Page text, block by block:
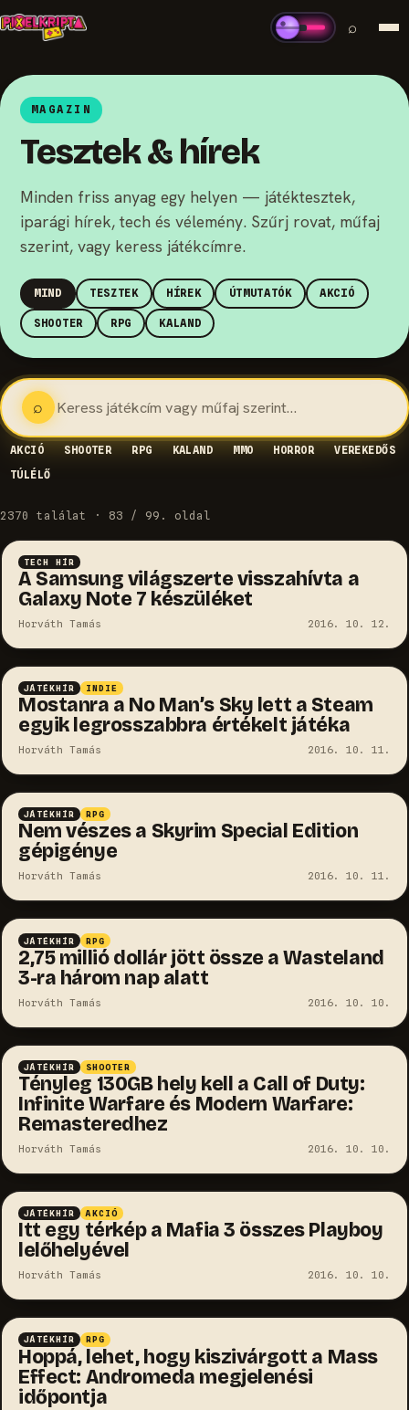
⌕
MAGAZIN
Tesztek & hírek
Minden friss anyag egy helyen — játéktesztek,
iparági hírek, tech és vélemény. Szűrj rovat, műfaj
szerint, vagy keress játékcímre.
MIND TESZTEK HÍREK ÚTMUTATÓK AKCIÓ
SHOOTER RPG KALAND
⌕
AKCIÓ SHOOTER RPG KALAND MMO HORROR
VEREKEDŐS
TÚLÉLŐ
2370 találat · 83 / 99. oldal
TECH HÍR
A Samsung világszerte visszahívta a
Galaxy Note 7 készüléket
Horváth Tamás 2016. 10. 12.
JÁTÉKHÍR INDIE
Mostanra a No Man’s Sky lett a Steam
egyik legrosszabbra értékelt játéka
Horváth Tamás 2016. 10. 11.
JÁTÉKHÍR RPG
Nem vészes a Skyrim Special Edition
gépigénye
Horváth Tamás 2016. 10. 11.
JÁTÉKHÍR RPG
2,75 millió dollár jött össze a Wasteland
3-ra három nap alatt
Horváth Tamás 2016. 10. 10.
JÁTÉKHÍR SHOOTER
Tényleg 130GB hely kell a Call of Duty:
Infinite Warfare és Modern Warfare:
Remasteredhez
Horváth Tamás 2016. 10. 10.
JÁTÉKHÍR AKCIÓ
Itt egy térkép a Mafia 3 összes Playboy
lelőhelyével
Horváth Tamás 2016. 10. 10.
JÁTÉKHÍR RPG
Hoppá, lehet, hogy kiszivárgott a Mass
Effect: Andromeda megjelenési
időpontja